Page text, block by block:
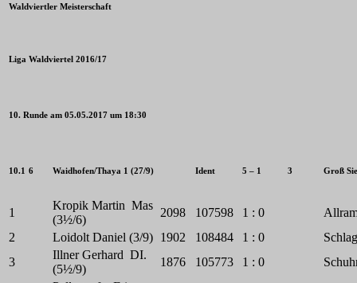
Waldviertler Meisterschaft
Liga Waldviertel 2016/17
10. Runde am 05.05.2017 um 18:30
10.1 6 Waidhofen/Thaya 1 (27/9) Ident 5 – 1 3 Groß
1
Kropik Martin Mas
(3½/6)
2098 107598 1 : 0
2
Loidolt Daniel (3/9) 1902 108484 1 : 0
3
Illner Gerhard DI.
(5½/9)
1876 105773 1 : 0